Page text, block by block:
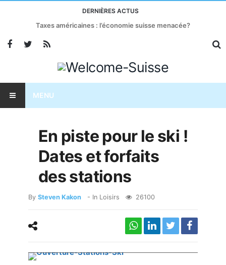
DERNIÈRES ACTUS
Taxes américaines : l’économie suisse menacée?
MENU
En piste pour le ski !
Dates et forfaits
des stations
By Steven Kakon - In Loisirs 26100